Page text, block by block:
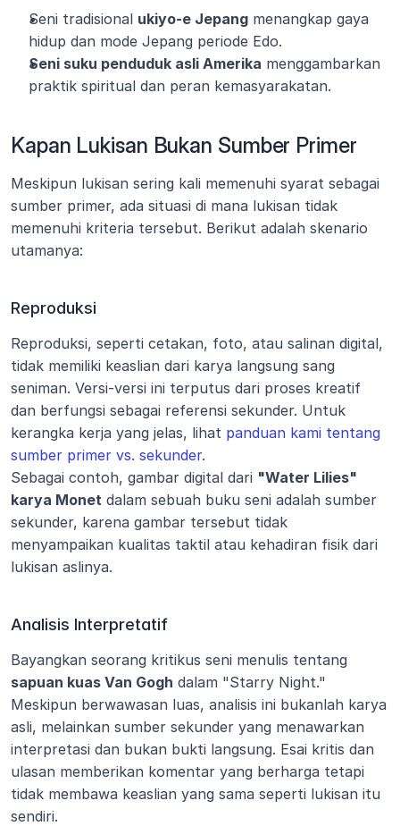
Seni tradisional ukiyo-e Jepang menangkap gaya
hidup dan mode Jepang periode Edo.
Seni suku penduduk asli Amerika menggambarkan
praktik spiritual dan peran kemasyarakatan.
Kapan Lukisan Bukan Sumber Primer
Meskipun lukisan sering kali memenuhi syarat sebagai
sumber primer, ada situasi di mana lukisan tidak
memenuhi kriteria tersebut. Berikut adalah skenario
utamanya:
Reproduksi
Reproduksi, seperti cetakan, foto, atau salinan digital,
tidak memiliki keaslian dari karya langsung sang
seniman. Versi-versi ini terputus dari proses kreatif
dan berfungsi sebagai referensi sekunder. Untuk
kerangka kerja yang jelas, lihat panduan kami tentang
sumber primer vs. sekunder.
Sebagai contoh, gambar digital dari "Water Lilies"
karya Monet dalam sebuah buku seni adalah sumber
sekunder, karena gambar tersebut tidak
menyampaikan kualitas taktil atau kehadiran fisik dari
lukisan aslinya.
Analisis Interpretatif
sapuan kuas Van Gogh dalam "Starry Night."
Meskipun berwawasan luas, analisis ini bukanlah karya
asli, melainkan sumber sekunder yang menawarkan
interpretasi dan bukan bukti langsung. Esai kritis dan
ulasan memberikan komentar yang berharga tetapi
tidak membawa keaslian yang sama seperti lukisan itu
sendiri.